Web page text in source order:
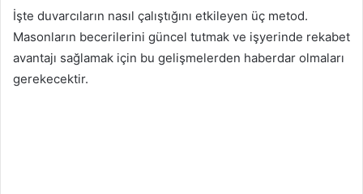
İşte duvarcıların nasıl çalıştığını etkileyen üç metod.
Masonların becerilerini güncel tutmak ve işyerinde rekabet
avantajı sağlamak için bu gelişmelerden haberdar olmaları
gerekecektir.